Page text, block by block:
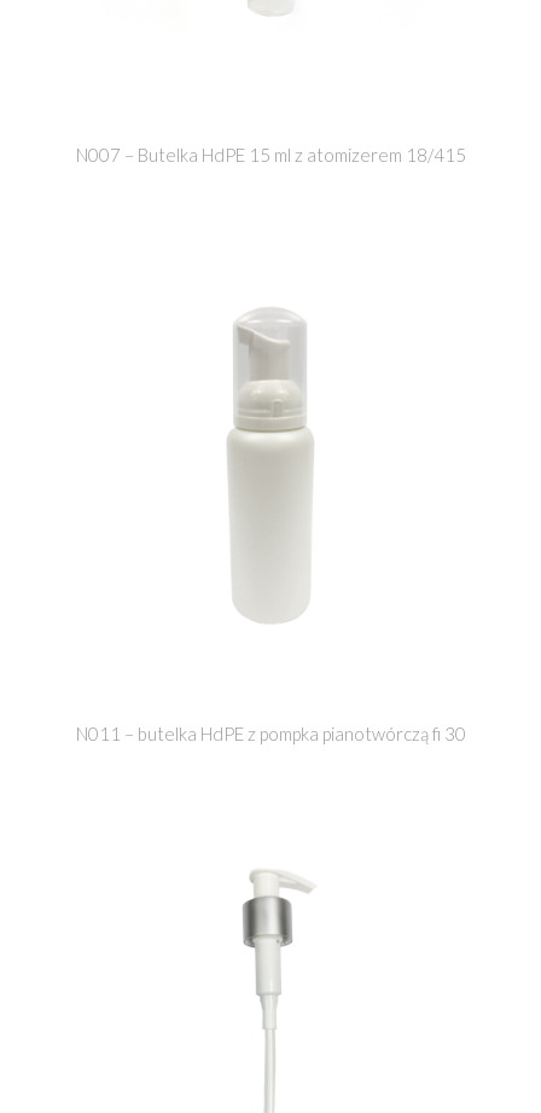
N007 – Butelka HdPE 15 ml z atomizerem 18/415
N011 – butelka HdPE z pompka pianotwórczą fi 30